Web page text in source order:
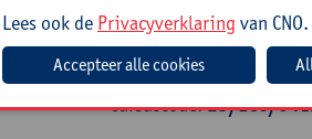
Praktisch
Cursuscode:25/ECO/
Lees ook de Privacyverklaring van CNO.